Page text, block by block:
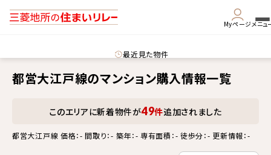
Myページメニュ
最近見た物件
都営大江戸線のマンション購入情報一覧
このエリアに新着物件が49件追加されました
都営大江戸線 価格：- 間取り：- 築年：- 専有面積：- 徒歩分：- 更新情報：-